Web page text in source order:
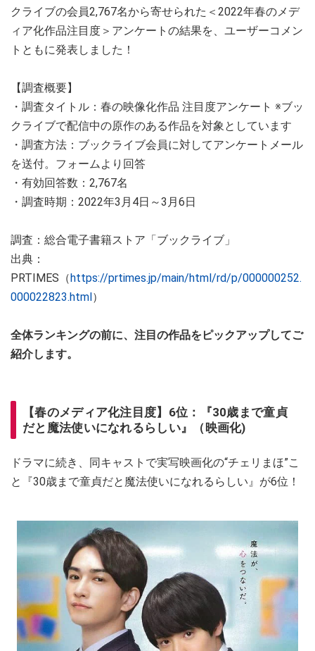
クライブの会員2,767名から寄せられた＜2022年春のメデ
ィア化作品注目度＞アンケートの結果を、ユーザーコメン
トともに発表しました！
【調査概要】
・調査タイトル：春の映像化作品 注目度アンケート ※ブッ
クライブで配信中の原作のある作品を対象としています
・調査方法：ブックライブ会員に対してアンケートメール
を送付。フォームより回答
・有効回答数：2,767名
・調査時期：2022年3月4日～3月6日
調査：総合電子書籍ストア「ブックライブ」
出典：
PRTIMES（https://prtimes.jp/main/html/rd/p/000000252.
000022823.html）
全体ランキングの前に、注目の作品をピックアップしてご
紹介します。
【春のメディア化注目度】6位：『30歳まで童貞
だと魔法使いになれるらしい』（映画化)
ドラマに続き、同キャストで実写映画化の“チェリまほ”こ
と『30歳まで童貞だと魔法使いになれるらしい』が6位！